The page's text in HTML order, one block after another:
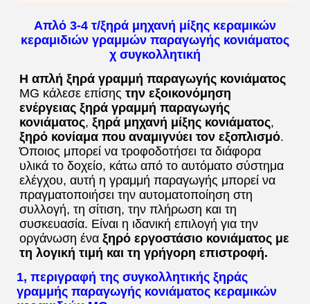
Απλό 3-4 τ/ξηρά μηχανή μίξης κεραμικών
κεραμιδιών γραμμών παραγωγής κονιάματος
χ συγκολλητική
Η απλή ξηρά γραμμή παραγωγής κονιάματος
MG κάλεσε επίσης την εξοικονόμηση
ενέργειας ξηρά γραμμή παραγωγής
κονιάματος, ξηρά μηχανή μίξης κονιάματος
ξηρό κονίαμα που αναμιγνύει τον εξοπλισμό.
Όποιος μπορεί να τροφοδοτήσει τα διάφορα
υλικά το δοχείο, κάτω από το αυτόματο σύστημα
ελέγχου, αυτή η γραμμή παραγωγής μπορεί να
πραγματοποιήσει την αυτοματοποίηση στη
συλλογή, τη σίτιση, την πλήρωση και τη
συσκευασία. Είναι η ιδανική επιλογή για την
οργάνωση ένα ξηρό εργοστάσιο κονιάματος με
τη λογική τιμή και τη γρήγορη επιστροφή.
1, περιγραφή της συγκολλητικής ξηράς
γραμμής παραγωγής κονιάματος κεραμικών